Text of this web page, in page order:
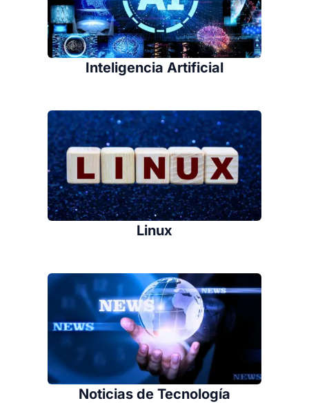
Inteligencia Artificial
Linux
Noticias de Tecnología